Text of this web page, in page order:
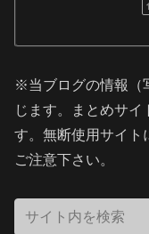
※当ブログの情報（
じます。まとめサイ
す。無断使用サイト
ご注意下さい。